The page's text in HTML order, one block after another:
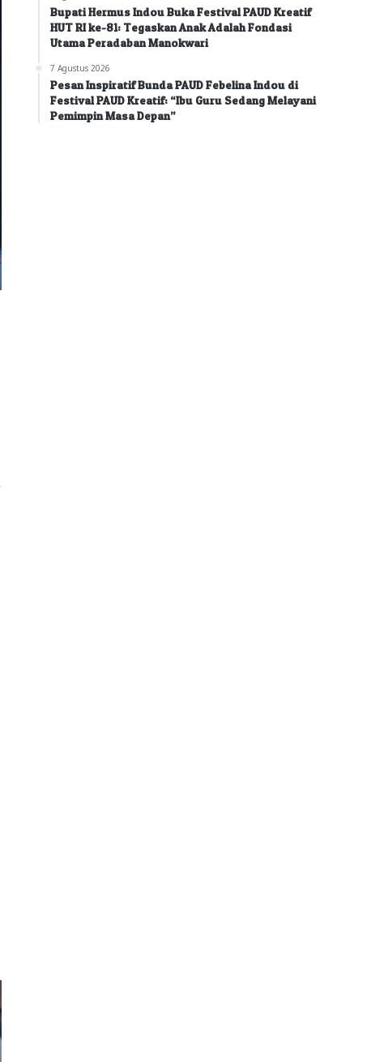
Bupati Hermus Indou Buka Festival PAUD Kreatif
HUT RI ke-81: Tegaskan Anak Adalah Fondasi
Utama Peradaban Manokwari
7 Agustus 2026
Pesan Inspiratif Bunda PAUD Febelina Indou di
Festival PAUD Kreatif: “Ibu Guru Sedang Melayani
Pemimpin Masa Depan”